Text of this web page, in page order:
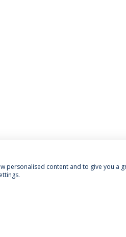
personalised content and to give you a